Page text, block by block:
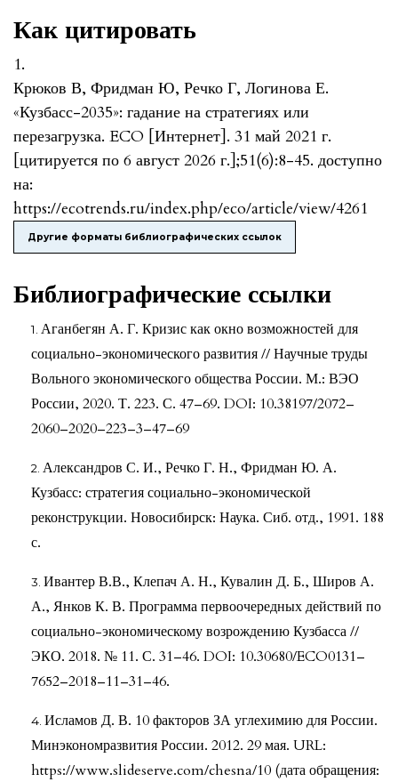
Как цитировать
1.
Крюков В, Фридман Ю, Речко Г, Логинова Е.
«Кузбасс-2035»: гадание на стратегиях или
перезагрузка. ECO [Интернет]. 31 май 2021 г.
[цитируется по 6 август 2026 г.];51(6):8-45. доступно
на:
https://ecotrends.ru/index.php/eco/article/view/4261
Другие форматы библиографических ссылок
Библиографические ссылки
Аганбегян А. Г. Кризис как окно возможностей для
социально-экономического развития // Научные труды
Вольного экономического общества России. М.: ВЭО
России, 2020. Т. 223. С. 47–69. DOI: 10.38197/2072–
2060–2020–223–3–47–69
Александров С. И., Речко Г. Н., Фридман Ю. А.
Кузбасс: стратегия социально-экономической
реконструкции. Новосибирск: Наука. Сиб. отд., 1991. 188
с.
Ивантер В.В., Клепач А. Н., Кувалин Д. Б., Широв А.
А., Янков К. В. Программа первоочередных действий по
социально-экономическому возрождению Кузбасса //
ЭКО. 2018. № 11. С. 31–46. DOI: 10.30680/ECO0131–
7652–2018–11–31–46.
Исламов Д. В. 10 факторов ЗА углехимию для России.
Минэкономразвития России. 2012. 29 мая. URL:
https://www.slideserve.com/chesna/10 (дата обращения: